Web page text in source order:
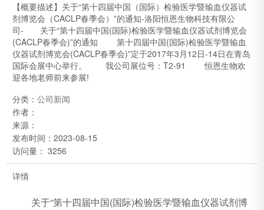
【概要描述】 关于“第十四届中国（国际）检验医学暨输血仪器试
剂博览会（CACLP春季会）”的通知-洛阳恒恩生物科技有限公
司- 关于“第十四届中国(国际)检验医学暨输血仪器试剂博览会
(CACLP春季会)”的通知 第十四届中国(国际)检验医学暨输血
仪器试剂博览会(CACLP春季会)”定于2017年3月12日-14日在青岛
国际会展中心举行。 我公司展位号：T2-91 恒恩生物欢
迎各地老师前来参展!
分类：公司新闻
作者：
来源：
发布时间：2023-08-15
访问量： 3256
详情
关于“第十四届中国(国际)检验医学暨输血仪器试剂博